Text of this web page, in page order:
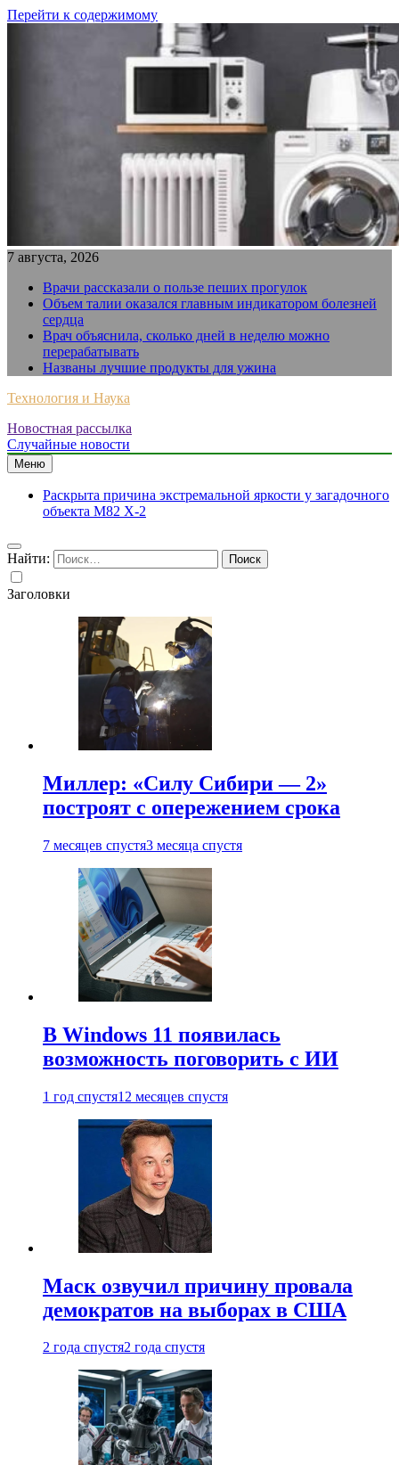
Перейти к содержимому
7 августа, 2026
Врачи рассказали о пользе пеших прогулок
Объем талии оказался главным индикатором болезней
сердца
Врач объяснила, сколько дней в неделю можно
перерабатывать
Названы лучшие продукты для ужина
Технология и Наука
Новостная рассылка
Случайные новости
Меню
Раскрыта причина экстремальной яркости у загадочного
объекта M82 X-2
Найти:
Заголовки
Миллер: «Силу Сибири — 2»
построят с опережением срока
7 месяцев спустя3 месяца спустя
В Windows 11 появилась
возможность поговорить с ИИ
1 год спустя12 месяцев спустя
Маск озвучил причину провала
демократов на выборах в США
2 года спустя2 года спустя